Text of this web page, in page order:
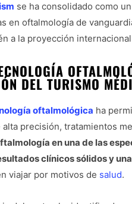
se ha consolidado como
en oftalmología de
a la proyección
DEL TURISMO
oftalmológica ha
alta precisión, tratamientos
en una de las
clínicos sólidos y
viajar por motivos de salud.